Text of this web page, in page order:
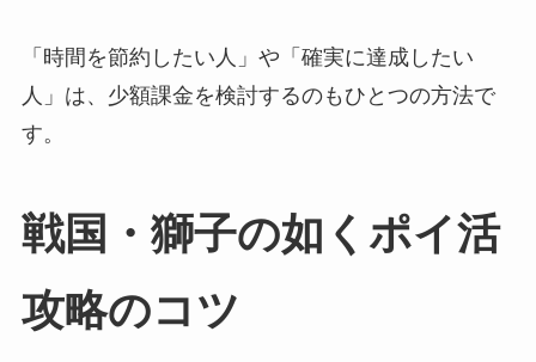
「時間を節約したい人」や「確実に達成したい
人」は、少額課金を検討するのもひとつの方法で
す。
戦国・獅子の如くポイ活
攻略のコツ